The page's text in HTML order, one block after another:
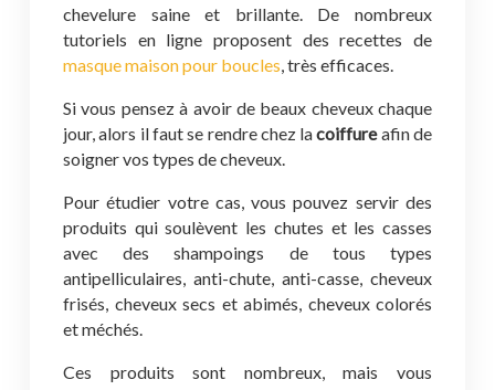
chevelure saine et brillante. De nombreux
tutoriels en ligne proposent des recettes de
masque maison pour boucles, très efficaces.
Si vous pensez à avoir de beaux cheveux chaque
jour, alors il faut se rendre chez lacoiffureafin de
soigner vos types de cheveux.
Pour étudier votre cas, vous pouvez servir des
produits qui soulèvent les chutes et les casses
avec des shampoings de tous types
antipelliculaires, anti-chute, anti-casse, cheveux
frisés, cheveux secs et abimés, cheveux colorés
et méchés.
Ces produits sont nombreux, mais vous